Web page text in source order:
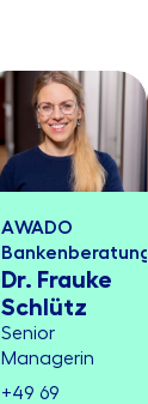
AWADO
Bankenberatung
Dr. Frauke
Schlütz
Senior
Managerin
+49 69